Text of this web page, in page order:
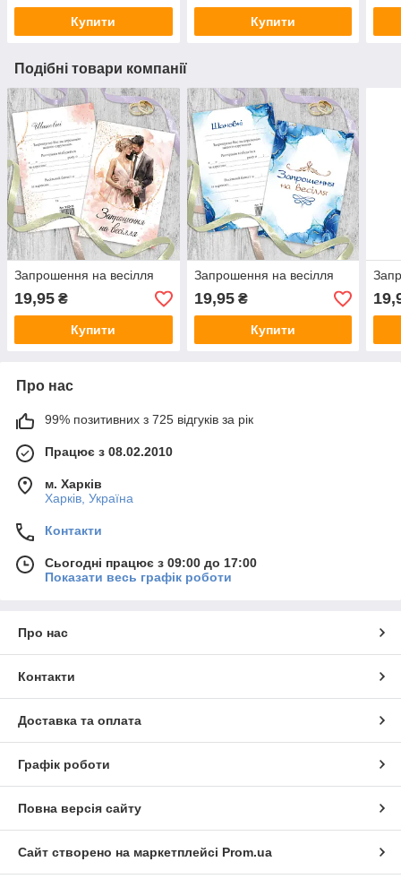
Купити Купити
Подібні товари компанії
Запрошення на весілля
19,95 ₴
Купити
Запрошення на весілля
19,95₴
Купити
Про нас
99% позитивних з 725 відгуків за рік
Працює з 08.02.2010
м. Харків
Харків, Україна
Контакти
Сьогодні працює з 09:00 до 17:00
Показати весь графік роботи
Про нас
Контакти
Доставка та оплата
Графік роботи
Повна версія сайту
Сайт створено на маркетплейсі Prom.ua